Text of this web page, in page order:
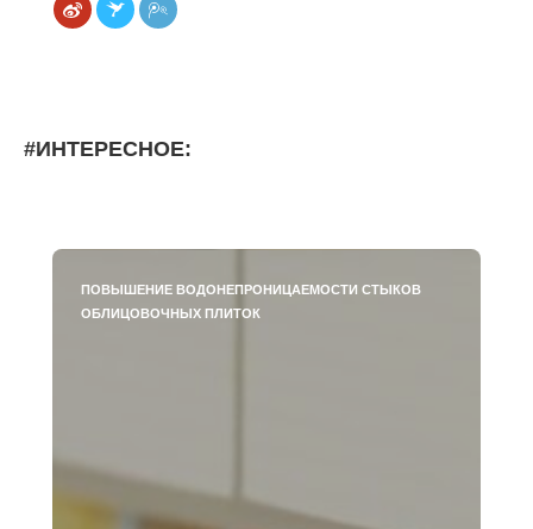
#ИНТЕРЕСНОЕ:
ПОВЫШЕНИЕ ВОДОНЕПРОНИЦАЕМОСТИ СТЫКОВ
ОБЛИЦОВОЧНЫХ ПЛИТОК